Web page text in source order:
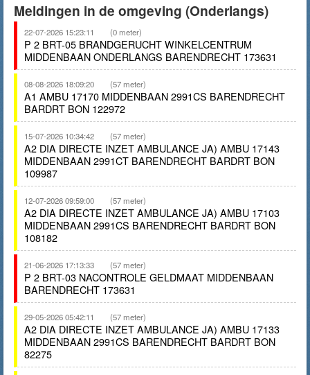
Meldingen in de omgeving (Onderlangs)
22-07-2026 15:23:11 (0 meter)
P 2 BRT-05 BRANDGERUCHT WINKELCENTRUM
MIDDENBAAN ONDERLANGS BARENDRECHT 173631
08-08-2026 18:09:20 (57 meter)
A1 AMBU 17170 MIDDENBAAN 2991CS BARENDRECHT
BARDRT BON 122972
15-07-2026 10:34:42 (57 meter)
A2 DIA DIRECTE INZET AMBULANCE JA) AMBU 17143
MIDDENBAAN 2991CT BARENDRECHT BARDRT BON
109987
12-07-2026 09:59:00 (57 meter)
A2 DIA DIRECTE INZET AMBULANCE JA) AMBU 17103
MIDDENBAAN 2991CS BARENDRECHT BARDRT BON
108182
21-06-2026 17:13:33 (57 meter)
P 2 BRT-03 NACONTROLE GELDMAAT MIDDENBAAN
BARENDRECHT 173631
29-05-2026 05:42:11 (57 meter)
A2 DIA DIRECTE INZET AMBULANCE JA) AMBU 17133
MIDDENBAAN 2991CS BARENDRECHT BARDRT BON
82275